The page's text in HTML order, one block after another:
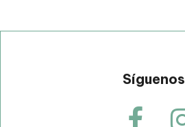
Síguenos